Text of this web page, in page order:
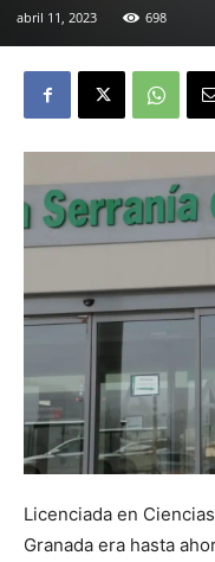
abril 11, 2023 698
Licenciada en
Granada era hasta